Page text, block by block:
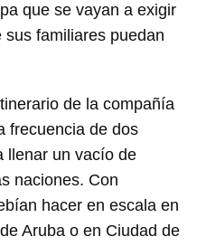
que se vayan a exigir
familiares puedan
de la compañía
frecuencia de dos
llenar un vacío de
naciones. Con
hacer en escala en
Aruba o en Ciudad de